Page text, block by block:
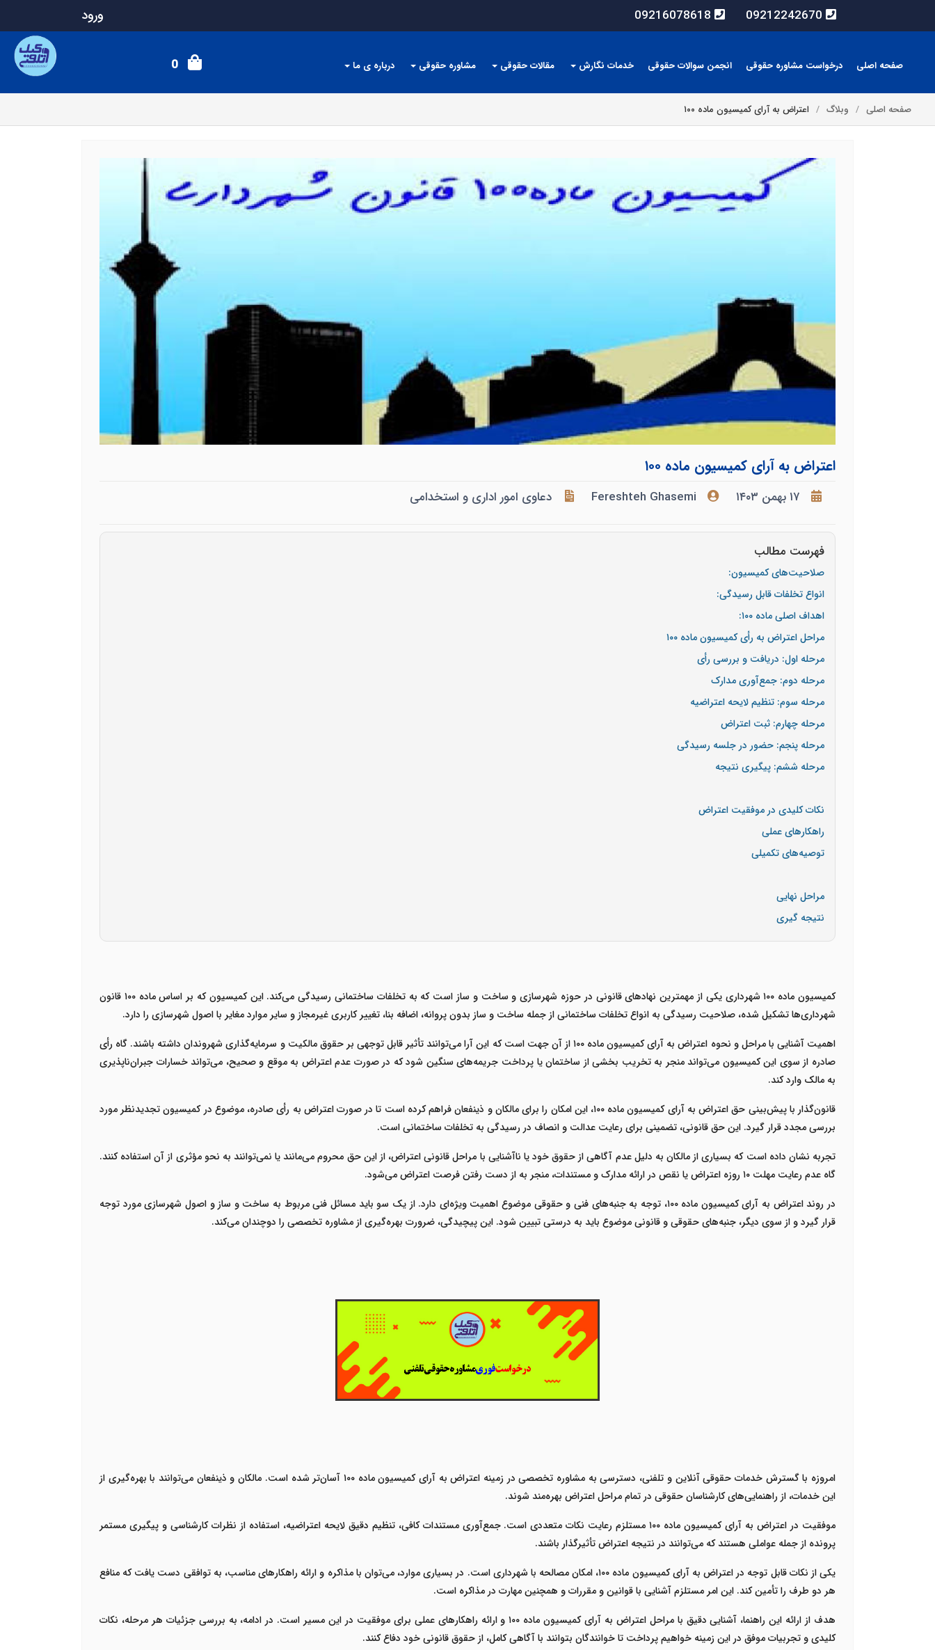
09212242670
09216078618 ورود
صفحه اصلی درخواست مشاوره حقوقی انجمن سوالات حقوقی خدمات نگارش مقالات حقوقی مشاوره حقوقی درباره ی ما 0
صفحه اصلی وبلاگ اعتراض به آرای کمیسیون ماده ۱۰۰
اعتراض به آرای کمیسیون ماده ۱۰۰
۱۷ بهمن ۱۴۰۳ Fereshteh Ghasemi دعاوی امور اداری و استخدامی
فهرست مطالب
صلاحیت‌های کمیسیون:
انواع تخلفات قابل رسیدگی:
اهداف اصلی ماده ۱۰۰:
مراحل اعتراض به رأی کمیسیون ماده ۱۰۰
مرحله اول: دریافت و بررسی رأی
مرحله دوم: جمع‌آوری مدارک
مرحله سوم: تنظیم لایحه اعتراضیه
مرحله چهارم: ثبت اعتراض
مرحله پنجم: حضور در جلسه رسیدگی
مرحله ششم: پیگیری نتیجه
نکات کلیدی در موفقیت اعتراض
راهکارهای عملی
توصیه‌های تکمیلی
مراحل نهایی
نتیجه گیری
کمیسیون ماده ۱۰۰ شهرداری یکی از مهمترین نهادهای قانونی در حوزه شهرسازی و ساخت و ساز است که به تخلفات ساختمانی رسیدگی می‌کند. این کمیسیون که بر اساس ماده ۱۰۰ قانون
شهرداری‌ها تشکیل شده، صلاحیت رسیدگی به انواع تخلفات ساختمانی از جمله ساخت و ساز بدون پروانه، اضافه بنا، تغییر کاربری غیرمجاز و سایر موارد مغایر با اصول شهرسازی را دارد.
اهمیت آشنایی با مراحل و نحوه اعتراض به آرای کمیسیون ماده ۱۰۰ از آن جهت است که این آرا می‌توانند تأثیر قابل توجهی بر حقوق مالکیت و سرمایه‌گذاری شهروندان داشته باشند. گاه رأی
صادره از سوی این کمیسیون می‌تواند منجر به تخریب بخشی از ساختمان یا پرداخت جریمه‌های سنگین شود که در صورت عدم اعتراض به موقع و صحیح، می‌تواند خسارات جبران‌ناپذیری
به مالک وارد کند.
قانون‌گذار با پیش‌بینی حق اعتراض به آرای کمیسیون ماده ۱۰۰، این امکان را برای مالکان و ذینفعان فراهم کرده است تا در صورت اعتراض به رأی صادره، موضوع در کمیسیون تجدیدنظر مورد
بررسی مجدد قرار گیرد. این حق قانونی، تضمینی برای رعایت عدالت و انصاف در رسیدگی به تخلفات ساختمانی است.
تجربه نشان داده است که بسیاری از مالکان به دلیل عدم آگاهی از حقوق خود یا ناآشنایی با مراحل قانونی اعتراض، از این حق محروم می‌مانند یا نمی‌توانند به نحو مؤثری از آن استفاده کنند.
گاه عدم رعایت مهلت ۱۰ روزه اعتراض یا نقص در ارائه مدارک و مستندات، منجر به از دست رفتن فرصت اعتراض می‌شود.
در روند اعتراض به آرای کمیسیون ماده ۱۰۰، توجه به جنبه‌های فنی و حقوقی موضوع اهمیت ویژه‌ای دارد. از یک سو باید مسائل فنی مربوط به ساخت و ساز و اصول شهرسازی مورد توجه
قرار گیرد و از سوی دیگر، جنبه‌های حقوقی و قانونی موضوع باید به درستی تبیین شود. این پیچیدگی، ضرورت بهره‌گیری از مشاوره تخصصی را دوچندان می‌کند.
امروزه با گسترش خدمات حقوقی آنلاین و تلفنی، دسترسی به مشاوره تخصصی در زمینه اعتراض به آرای کمیسیون ماده ۱۰۰ آسان‌تر شده است. مالکان و ذینفعان می‌توانند با بهره‌گیری از
این خدمات، از راهنمایی‌های کارشناسان حقوقی در تمام مراحل اعتراض بهره‌مند شوند.
موفقیت در اعتراض به آرای کمیسیون ماده ۱۰۰ مستلزم رعایت نکات متعددی است. جمع‌آوری مستندات کافی، تنظیم دقیق لایحه اعتراضیه، استفاده از نظرات کارشناسی و پیگیری مستمر
پرونده از جمله عواملی هستند که می‌توانند در نتیجه اعتراض تأثیرگذار باشند.
یکی از نکات قابل توجه در اعتراض به آرای کمیسیون ماده ۱۰۰، امکان مصالحه با شهرداری است. در بسیاری موارد، می‌توان با مذاکره و ارائه راهکارهای مناسب، به توافقی دست یافت که منافع
هر دو طرف را تأمین کند. این امر مستلزم آشنایی با قوانین و مقررات و همچنین مهارت در مذاکره است.
هدف از ارائه این راهنما، آشنایی دقیق با مراحل اعتراض به آرای کمیسیون ماده ۱۰۰ و ارائه راهکارهای عملی برای موفقیت در این مسیر است. در ادامه، به بررسی جزئیات هر مرحله، نکات
کلیدی و تجربیات موفق در این زمینه خواهیم پرداخت تا خوانندگان بتوانند با آگاهی کامل، از حقوق قانونی خود دفاع کنند.